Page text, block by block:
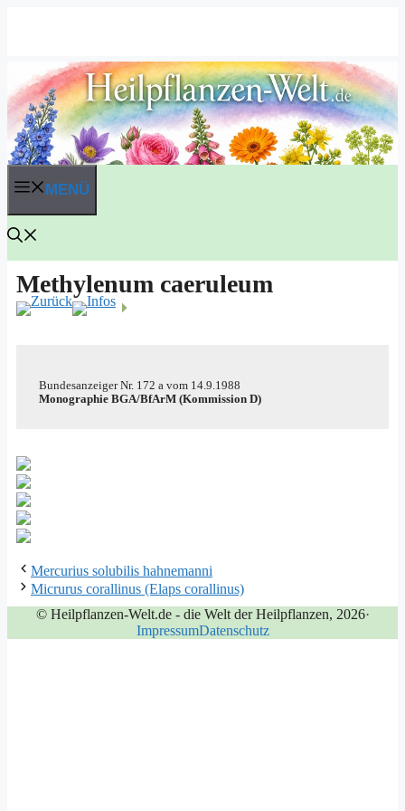
MENÜ
Methylenum caeruleum
Bun­des­an­zei­gerNr. 172 a vom 14.9.1988
Mono­gra­phie BGA/​​BfArM (Kom­mis­si­on D)
Mercurius solubilis hahnemanni
Micrurus corallinus (Elaps corallinus)
© Heilpflanzen-Welt.de - die Welt der Heilpflanzen, 2026·
ImpressumDatenschutz